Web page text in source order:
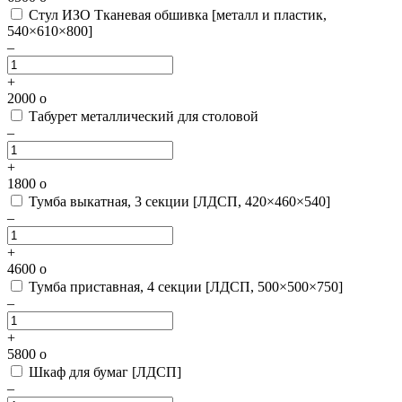
Стул ИЗО Тканевая обшивка [металл и пластик,
540×610×800]
–
+
2000 o
Табурет металлический для столовой
–
+
1800 o
Тумба выкатная, 3 секции [ЛДСП, 420×460×540]
–
+
4600 o
Тумба приставная, 4 секции [ЛДСП, 500×500×750]
–
+
5800 o
Шкаф для бумаг [ЛДСП]
–